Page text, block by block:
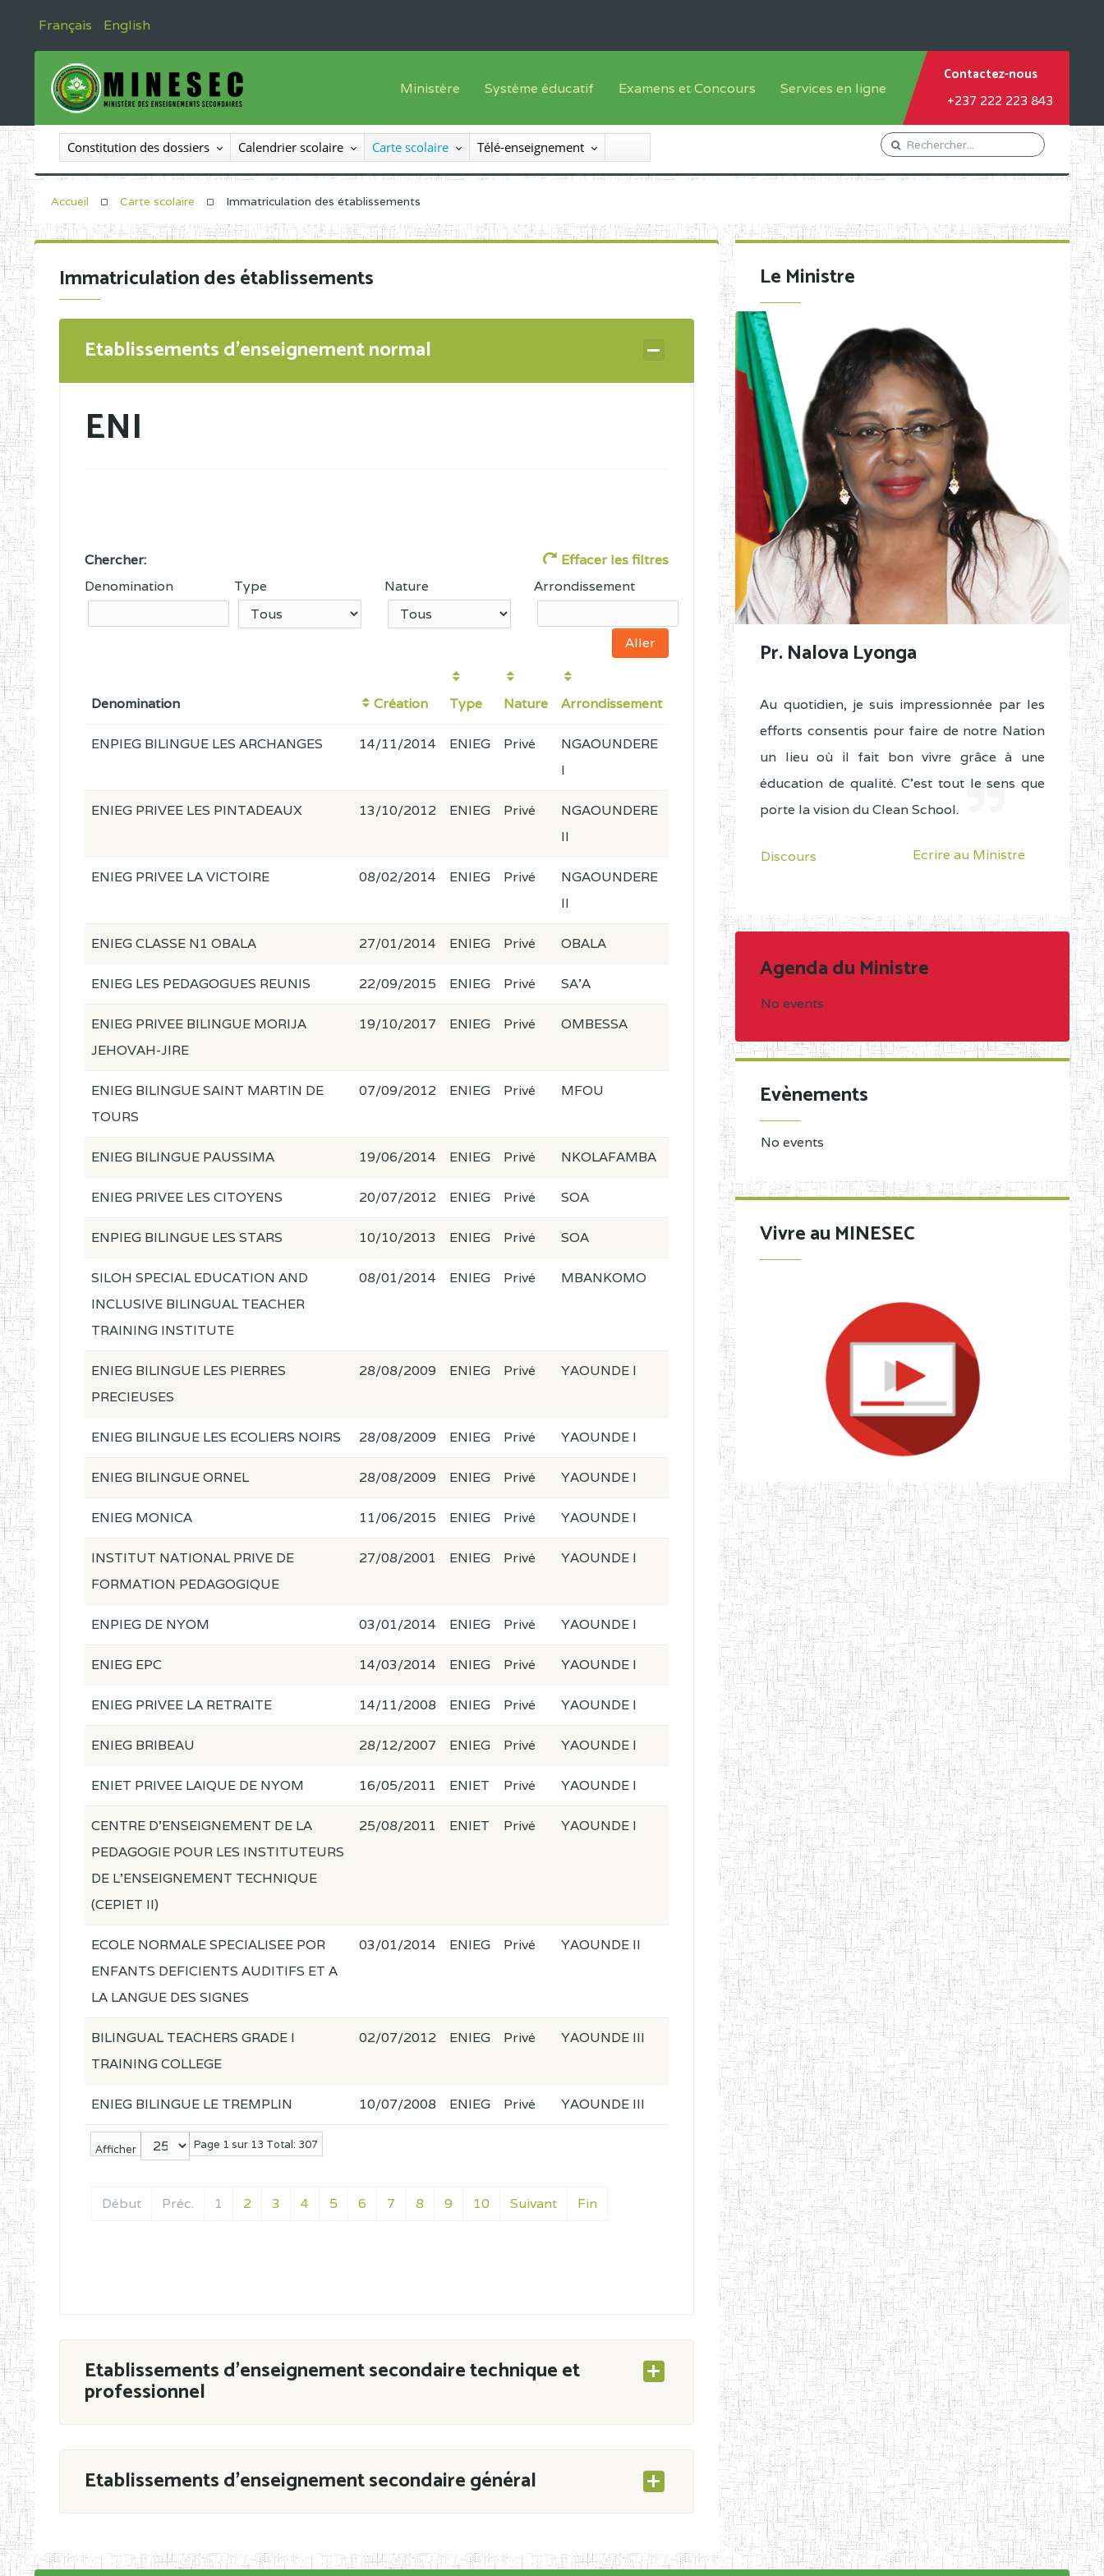
Français English
Ministère
Le Ministre
Le SEESEN
Inspection Générale des Enseignements
Organigramme
Système éducatif
Offre de formation
Sous système francophone
Progammes d'études
Examens et Concours
Inscriptions
Liste des candidats
Diplômes disponibles
Services en ligne
Orientation Conseil
Gestion du Personnel
Demande de subvention
Contactez-nous
+237 222 223 843
Constitution des dossiers Calendrier scolaire Carte scolaire Télé-enseignement
Accueil Carte scolaire Immatriculation des établissements
Immatriculation des établissements
Etablissements d'enseignement normal
ENI
Chercher:
Effacer les filtres
Denomination
Type Nature Arrondissement
Denomination Création Type Nature Arrondissement
Afficher Page 1 sur 13 Total: 307
Début Préc. 1 2 3 4 5 6 7 8 9 10 Suivant Fin
ENPIEG BILINGUE LES ARCHANGES 14/11/2014 ENIEG Privé
NGAOUNDERE
I
ENIEG PRIVEE LES PINTADEAUX 13/10/2012 ENIEG Privé
NGAOUNDERE
II
ENIEG PRIVEE LA VICTOIRE 08/02/2014 ENIEG Privé
NGAOUNDERE
II
ENIEG CLASSE N1 OBALA 27/01/2014 ENIEG Privé OBALA
ENIEG LES PEDAGOGUES REUNIS 22/09/2015 ENIEG Privé SA'A
ENIEG PRIVEE BILINGUE MORIJA
JEHOVAH-JIRE
19/10/2017 ENIEG Privé OMBESSA
ENIEG BILINGUE SAINT MARTIN DE
TOURS
07/09/2012 ENIEG Privé MFOU
ENIEG BILINGUE PAUSSIMA 19/06/2014 ENIEG Privé NKOLAFAMBA
ENIEG PRIVEE LES CITOYENS 20/07/2012 ENIEG Privé SOA
ENPIEG BILINGUE LES STARS 10/10/2013 ENIEG Privé SOA
SILOH SPECIAL EDUCATION AND
INCLUSIVE BILINGUAL TEACHER
TRAINING INSTITUTE
08/01/2014 ENIEG Privé MBANKOMO
ENIEG BILINGUE LES PIERRES
PRECIEUSES
28/08/2009 ENIEG Privé YAOUNDE I
ENIEG BILINGUE LES ECOLIERS NOIRS 28/08/2009 ENIEG Privé YAOUNDE I
ENIEG BILINGUE ORNEL 28/08/2009 ENIEG Privé YAOUNDE I
ENIEG MONICA 11/06/2015 ENIEG Privé YAOUNDE I
INSTITUT NATIONAL PRIVE DE
FORMATION PEDAGOGIQUE
27/08/2001 ENIEG Privé YAOUNDE I
ENPIEG DE NYOM 03/01/2014 ENIEG Privé YAOUNDE I
ENIEG EPC 14/03/2014 ENIEG Privé YAOUNDE I
ENIEG PRIVEE LA RETRAITE 14/11/2008 ENIEG Privé YAOUNDE I
ENIEG BRIBEAU 28/12/2007 ENIEG Privé YAOUNDE I
ENIET PRIVEE LAIQUE DE NYOM 16/05/2011 ENIET Privé YAOUNDE I
CENTRE D'ENSEIGNEMENT DE LA
PEDAGOGIE POUR LES INSTITUTEURS
DE L'ENSEIGNEMENT TECHNIQUE
(CEPIET II)
25/08/2011 ENIET Privé YAOUNDE I
ECOLE NORMALE SPECIALISEE POR
ENFANTS DEFICIENTS AUDITIFS ET A
LA LANGUE DES SIGNES
03/01/2014 ENIEG Privé YAOUNDE II
BILINGUAL TEACHERS GRADE I
TRAINING COLLEGE
02/07/2012 ENIEG Privé YAOUNDE III
ENIEG BILINGUE LE TREMPLIN 10/07/2008 ENIEG Privé YAOUNDE III
Etablissements d'enseignement secondaire technique et
professionnel
ESTP
Etablissements d'enseignement secondaire général
En application de la Décision N°90/11/MINESEC/CAB du 21 mars 2011 portant ouverture
Le Ministre
Pr. Nalova Lyonga
Au quotidien, je suis impressionnée par les
efforts consentis pour faire de notre Nation
un lieu où il fait bon vivre grâce à une
éducation de qualité. C'est tout le sens que
porte la vision du Clean School.
Discours Ecrire au Ministre
Agenda du Ministre
No events
Evènements
No events
Vivre au MINESEC